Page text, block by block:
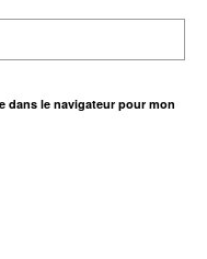
dans le navigateur pour mon